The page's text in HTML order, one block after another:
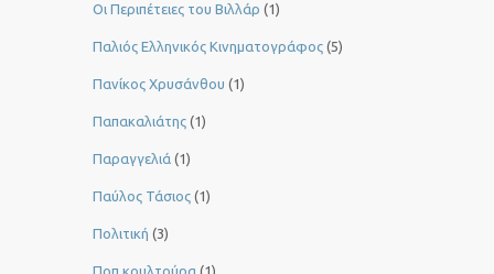
Οι Περιπέτειες του Βιλλάρ (1)
Παλιός Ελληνικός Κινηματογράφος (5)
Πανίκος Χρυσάνθου (1)
Παπακαλιάτης (1)
Παραγγελιά (1)
Παύλος Τάσιος (1)
Πολιτική (3)
Ποπ κουλτούρα (1)